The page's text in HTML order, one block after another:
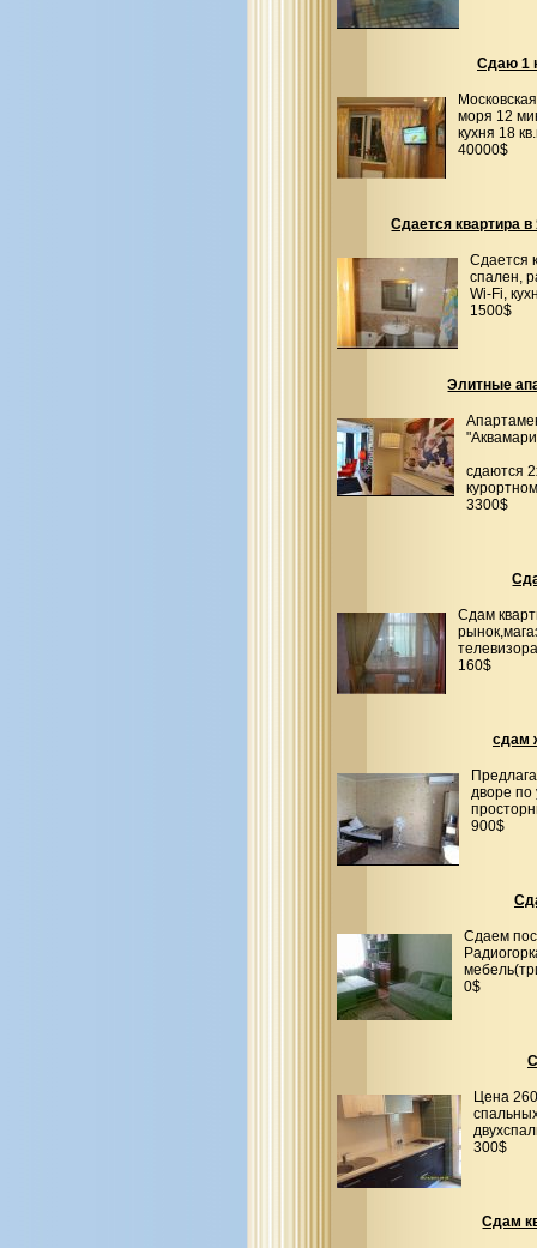
Сдаю 1
моря 12
кухня 18
40000$
Сдается квартира
Сдается
спален,
Wi-Fi,
1500$
Элитные
сдаются
3300$
Сдам
160$
cдам
дворе по
900$
Сдаем
0$
Цена
300$
Сдам